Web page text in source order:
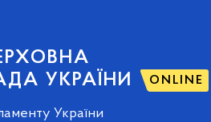
УКРАЇНИ
ONLINE
України